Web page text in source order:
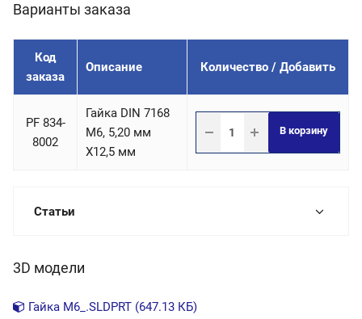
Варианты заказа
Код
заказа
Описание Количество / Добавить
PF 834-
8002
Гайка DIN 7168
М6, 5,20 мм
X12,5 мм
В корзину
Статьи
3D модели
Гайка М6_.SLDPRT (647.13 КБ)